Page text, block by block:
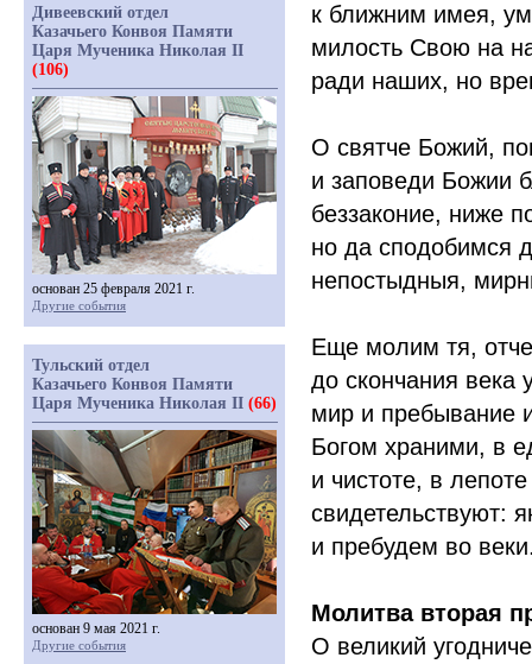
к ближним имея,
милость Свою на
ради наших, но
О святче Божий,
и заповеди Божии
беззаконие, ниже
но да сподобимся
непостыдныя,
Еще молим тя,
до скончания века
мир и пребывание
Богом храними, в
и чистоте, в
свидетельствуют:
и пребудем во
Молитва вторая
О великий
Дивеевский отдел
Казачьего Конвоя Памяти
Царя Мученика Николая II
(106)
основан 25 февраля 2021 г.
Другие события
Тульский отдел
Казачьего Конвоя Памяти
Царя Мученика Николая II (66)
основан 9 мая 2021 г.
Другие события